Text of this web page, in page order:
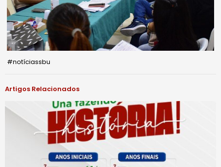
#notíciassbu
Artigos Relacionados